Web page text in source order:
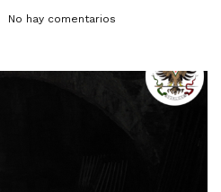
No hay comentarios